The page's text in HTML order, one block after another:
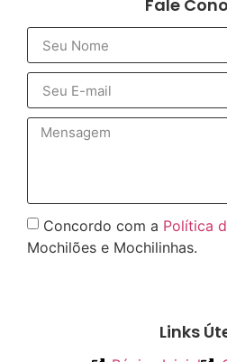
Fale
Concordo com a Política
Mochilões e Mochilinhas.
Links